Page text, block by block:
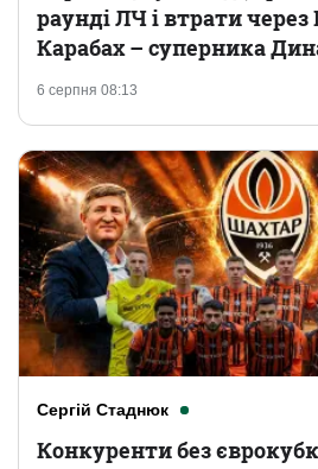
6 серпня 08:13
раунді ЛЧ і втрати через
Карабах – суперника
Сергій Стаднюк
Конкуренти без